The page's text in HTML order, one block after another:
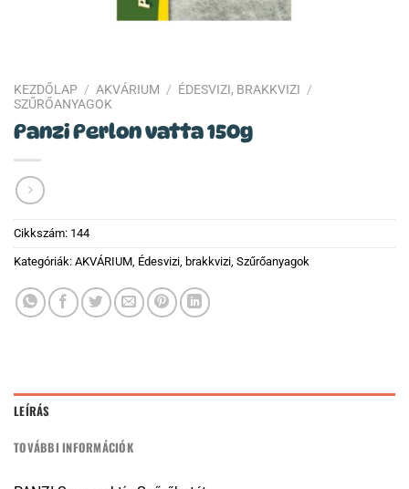
KEZDŐLAP / AKVÁRIUM / ÉDESVIZI, BRAKKVIZI /
SZŰRŐANYAGOK
Panzi Perlon vatta 150g
Cikkszám: 144
Kategóriák: AKVÁRIUM, Édesvizi, brakkvizi, Szűrőanyagok
LEÍRÁS
TOVÁBBI INFORMÁCIÓK